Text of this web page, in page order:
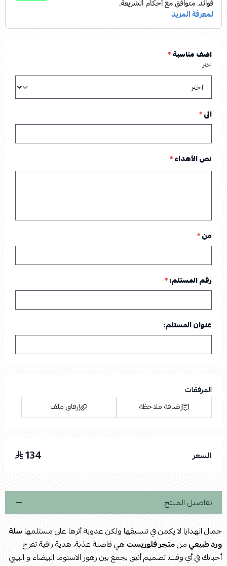
اضف مناسبة*
اختر
الى*
نص الأهداء*
من*
رقم المستلم:*
عنوان المستلم:
المرفقات
إضافة ملاحظة
إرفاق ملف
السعر 134
تفاصيل المنتج
جمال الهدايا لا يكمن في تنسيقها ولكن عذوبة أثرها على مستلمها سلة
ورد طبيعيمنمتجر فلوريست هي فاصلة عذبة، هدية راقية تفرح
أحبابك في أي وقت. تصميم أنيق يجمع بين زهور الاستوما البيضاء و البيبي